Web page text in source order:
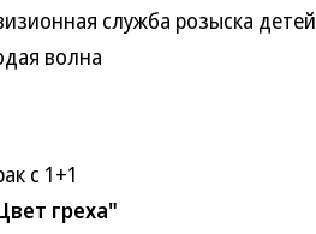
служба розыска детей
волна
с 1+1
греха"